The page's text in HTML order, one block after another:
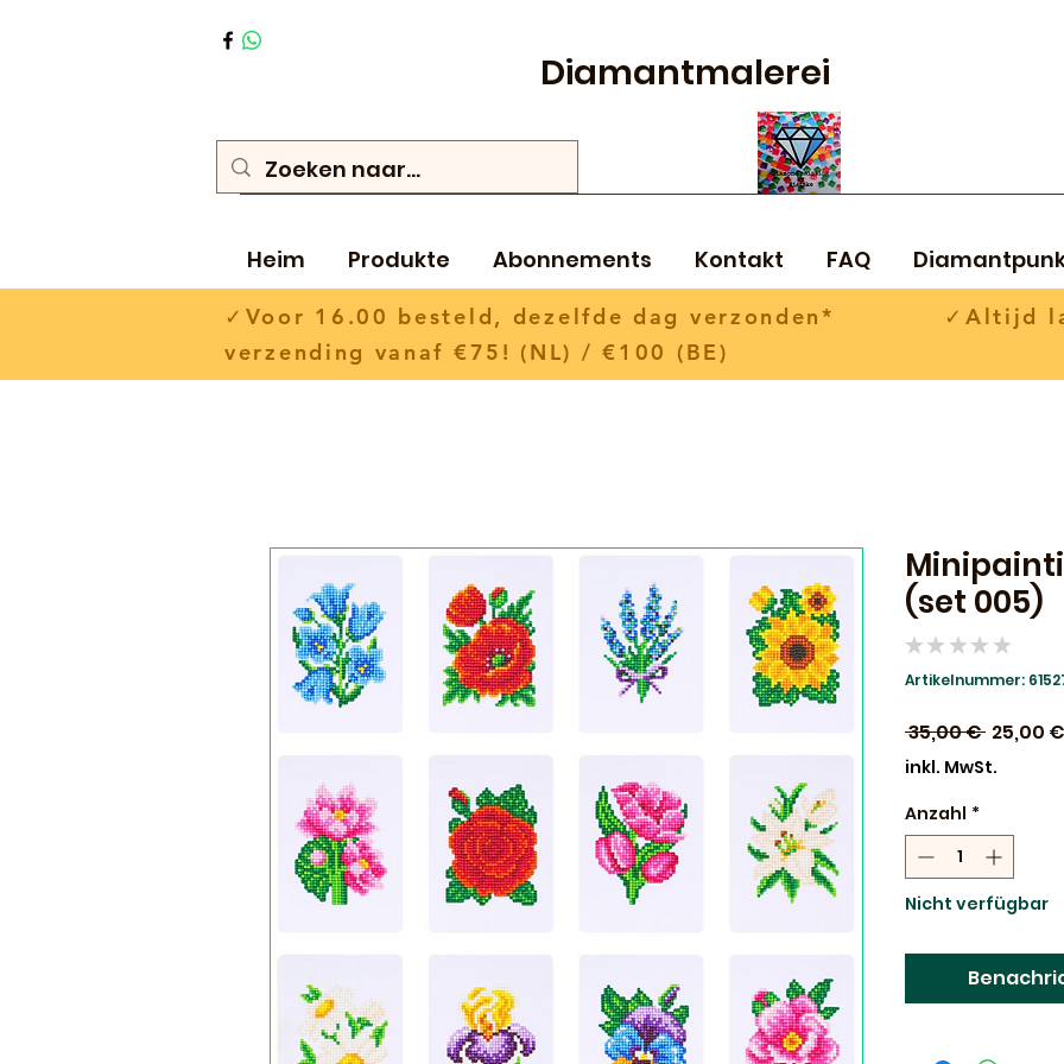
Diamantmalerei
Heim Produkte Abonnements Kontakt FAQ
✓Voor 16.00 besteld, dezelfde dag verzonden* ✓Altijd
verzending vanaf €75! (NL) / €100 (BE)
(set 005)
★ ★ ★ ★ ★
Artikelnummer:
35,00 € 25,00 €
inkl. MwSt.
Anzahl *
Nicht verfügbar